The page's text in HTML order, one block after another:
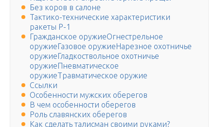
Без коров в салоне
Тактико-технические характеристики
ракеты Р-1
Гражданское оружиеОгнестрельное
оружиеГазовое оружиеНарезное охотничье
оружиеГладкоствольное охотничье
оружиеПневматическое
оружиеТравматическое оружие
Ссылки
Особенности мужских оберегов
В чем особенности оберегов
Роль славянских оберегов
Как сделать талисман своими руками?